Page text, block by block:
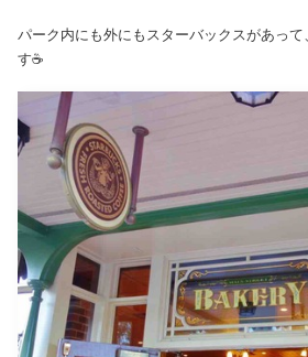
パーク内にも外にもスターバックスがあって
す☕️